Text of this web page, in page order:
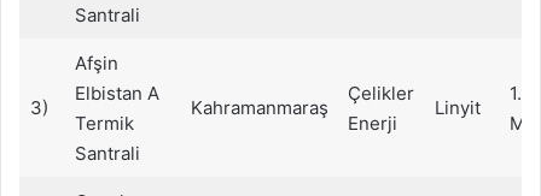
Santrali
3)
Afşin
Elbistan A
Termik
Santrali
Kahramanmaraş
Çelikler
Enerji
Linyit
MW